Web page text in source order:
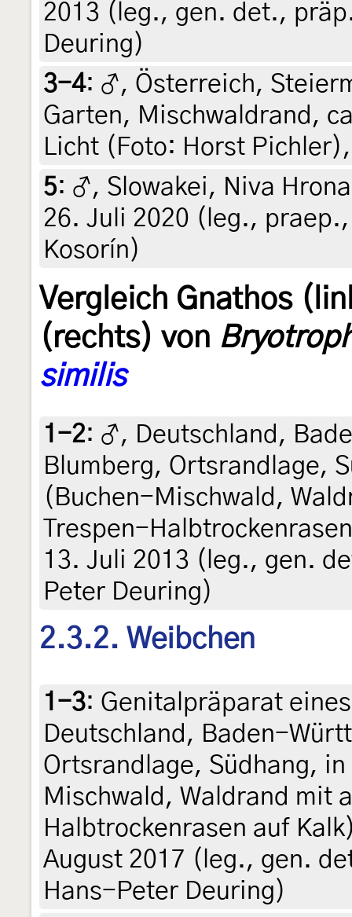
2013 (leg., gen. det.,
Deuring)
3-4: ♂, Österreich,
Garten, Mischwaldrand,
Licht (Foto: Horst
5: ♂, Slowakei, Niva
26. Juli 2020 (leg.,
Kosorín)
Vergleich Gnathos
(rechts) von
similis
1-2: ♂, Deutschland,
Blumberg, Ortsrandlage,
(Buchen-Mischwald,
Trespen-
13. Juli 2013 (leg., gen.
Peter Deuring)
2.3.2. Weibchen
1-3: Genitalpräparat
Deutschland, Baden-
Ortsrandlage, Südhang,
Mischwald, Waldrand mit
Halbtrockenrasen auf
August 2017 (leg., gen.
Hans-Peter Deuring)